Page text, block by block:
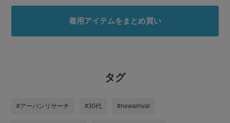
着用アイテムをまとめ買い
タグ
#アーバンリサーチ #30代 #newarrival